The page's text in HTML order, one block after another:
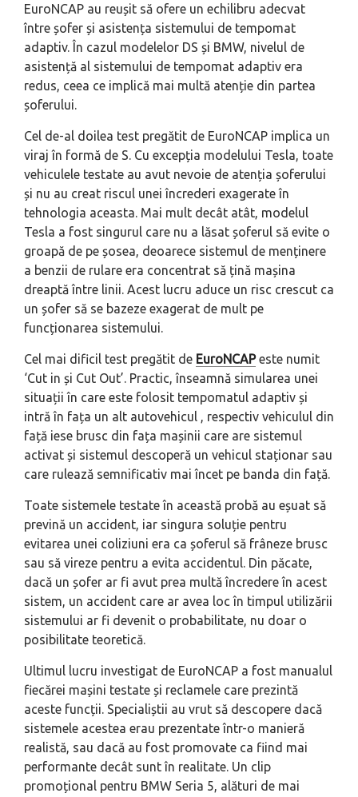
EuroNCAP au reușit să ofere un echilibru adecvat
între șofer și asistența sistemului de tempomat
adaptiv. În cazul modelelor DS și BMW, nivelul de
asistență al sistemului de tempomat adaptiv era
redus, ceea ce implică mai multă atenție din partea
șoferului.
Cel de-al doilea test pregătit de EuroNCAP implica un
viraj în formă de S. Cu excepția modelului Tesla, toate
vehiculele testate au avut nevoie de atenția șoferului
și nu au creat riscul unei încrederi exagerate în
tehnologia aceasta. Mai mult decât atât, modelul
Tesla a fost singurul care nu a lăsat șoferul să evite o
groapă de pe șosea, deoarece sistemul de menținere
a benzii de rulare era concentrat să țină mașina
dreaptă între linii. Acest lucru aduce un risc crescut ca
un șofer să se bazeze exagerat de mult pe
funcționarea sistemului.
Cel mai dificil test pregătit de EuroNCAPeste numit
‘Cut in și Cut Out’. Practic, înseamnă simularea unei
situații în care este folosit tempomatul adaptiv și
intră în fața un alt autovehicul , respectiv vehiculul din
față iese brusc din fața mașinii care are sistemul
activat și sistemul descoperă un vehicul staționar sau
care rulează semnificativ mai încet pe banda din față.
Toate sistemele testate în această probă au eșuat să
prevină un accident, iar singura soluție pentru
evitarea unei coliziuni era ca șoferul să frâneze brusc
sau să vireze pentru a evita accidentul. Din păcate,
dacă un șofer ar fi avut prea multă încredere în acest
sistem, un accident care ar avea loc în timpul utilizării
sistemului ar fi devenit o probabilitate, nu doar o
posibilitate teoretică.
Ultimul lucru investigat de EuroNCAP a fost manualul
fiecărei mașini testate și reclamele care prezintă
aceste funcții. Specialiștii au vrut să descopere dacă
sistemele acestea erau prezentate într-o manieră
realistă, sau dacă au fost promovate ca fiind mai
performante decât sunt în realitate. Un clip
promoțional pentru BMW Seria 5, alături de mai